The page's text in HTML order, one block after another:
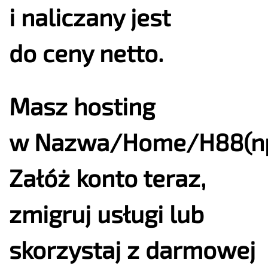
i naliczany jest
do ceny netto.
Masz hosting
w Nazwa/Home/
Załóż konto teraz,
zmigruj usługi lub
skorzystaj z darmowej